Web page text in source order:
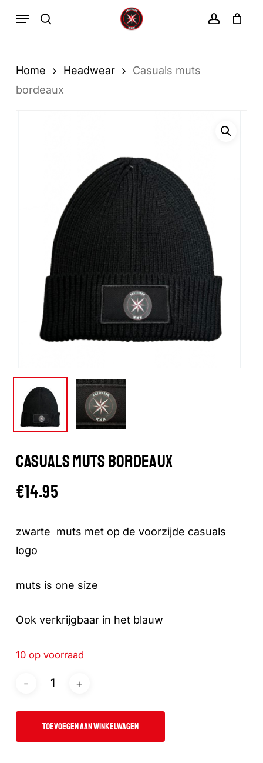
hoofdinhoud
zoekopdracht
Menu
Winkelwagen
Home Headwear
Casuals muts
bordeaux
CASUALS MUTS BORDEAUX
€14.95
zwarte muts met op de voorzijde casuals
logo
muts is one size
Ook verkrijgbaar in het blauw
10 op voorraad
TOEVOEGEN AAN WINKELWAGEN